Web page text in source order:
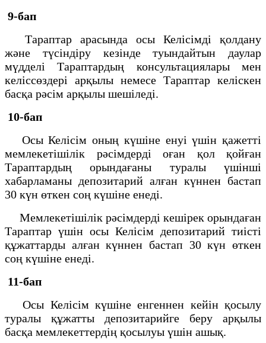
9-бап
Тараптар арасында осы Келісімді қолдану
және түсіндіру кезінде туындайтын даулар
мүдделі Тараптардың консультациялары мен
келіссөздері арқылы немесе Тараптар келіскен
басқа рәсім арқылы шешіледі.
10-бап
Осы Келісім оның күшіне енуі үшін қажетті
мемлекетішілік рәсімдерді оған қол қойған
Тараптардың орындағаны туралы үшінші
хабарламаны депозитарий алған күннен бастап
30 күн өткен соң күшіне енеді.
Мемлекетішілік рәсімдерді кешірек орындаған
Тараптар үшін осы Келісім депозитарий тиісті
құжаттарды алған күннен бастап 30 күн өткен
соң күшіне енеді.
11-бап
Осы Келісім күшіне енгеннен кейін қосылу
туралы құжатты депозитарийге беру арқылы
басқа мемлекеттердің қосылуы үшін ашық.